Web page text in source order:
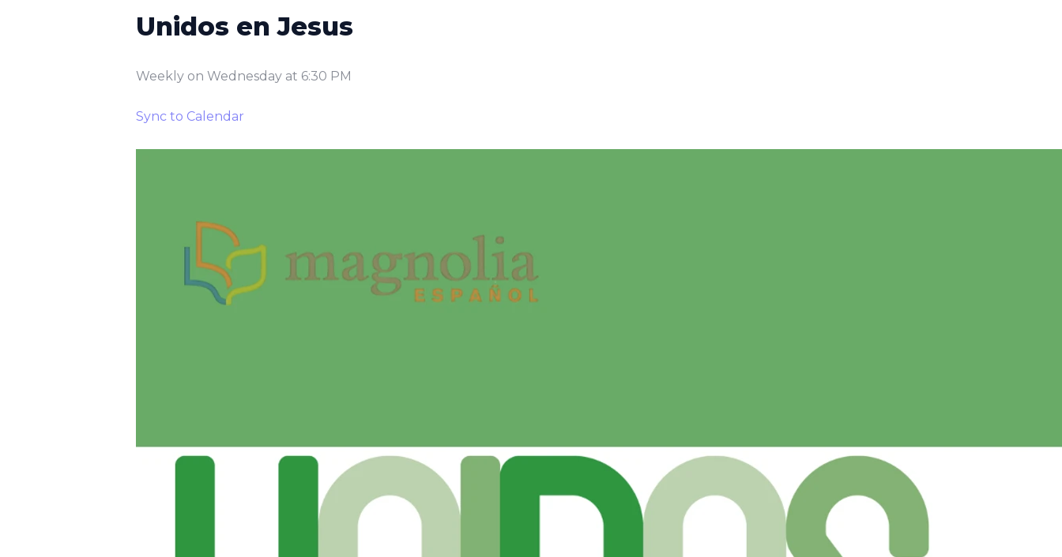
Unidos en Jesus
Weekly on Wednesday at 6:30 PM
Sync to Calendar